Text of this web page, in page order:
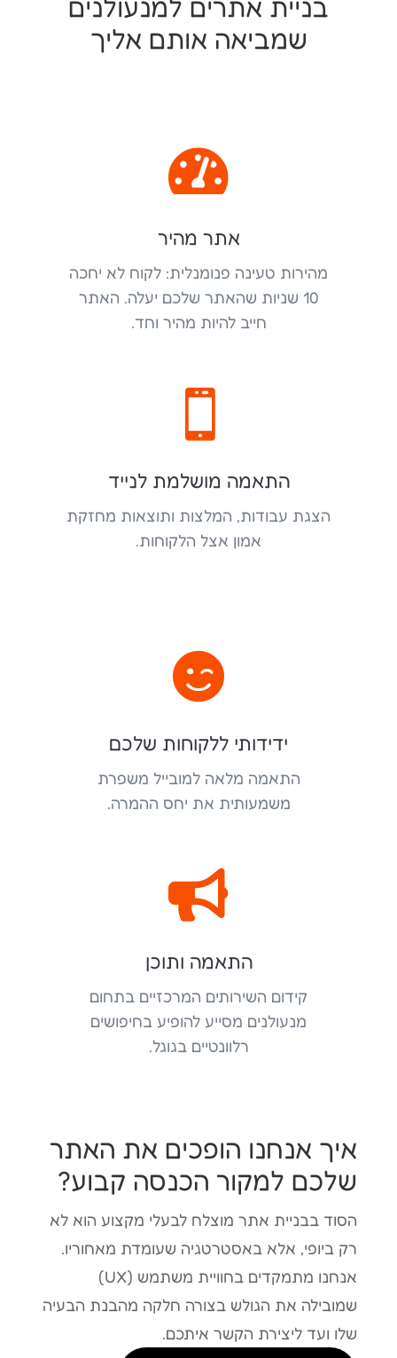
בניית אתרים למנעולנים
שמביאה אותם אליך

אתר מהיר
מהירות טעינה פנומנלית: לקוח לא יחכה
10 שניות שהאתר שלכם יעלה. האתר
חייב להיות מהיר וחד.

התאמה מושלמת לנייד
הצגת עבודות, המלצות ותוצאות מחזקת
אמון אצל הלקוחות.

ידידותי ללקוחות שלכם
התאמה מלאה למובייל משפרת
משמעותית את יחס ההמרה.

התאמה ותוכן
קידום השירותים המרכזיים בתחום
מנעולנים מסייע להופיע בחיפושים
רלוונטיים בגוגל.
איך אנחנו הופכים את האתר
שלכם למקור הכנסה קבוע?
הסוד בבניית אתר מוצלח לבעלי מקצוע הוא לא
רק ביופי, אלא באסטרטגיה שעומדת מאחוריו.
אנחנו מתמקדים בחוויית משתמש (UX)
שמובילה את הגולש בצורה חלקה מהבנת הבעיה
שלו ועד ליצירת הקשר איתכם.